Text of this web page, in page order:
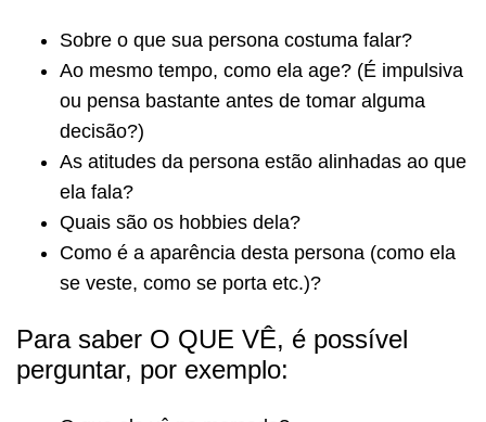
Sobre o que sua persona costuma falar?
Ao mesmo tempo, como ela age? (É impulsiva
ou pensa bastante antes de tomar alguma
decisão?)
As atitudes da persona estão alinhadas ao que
ela fala?
Quais são os hobbies dela?
Como é a aparência desta persona (como ela
se veste, como se porta etc.)?
Para saber O QUE VÊ, é possível
perguntar, por exemplo: